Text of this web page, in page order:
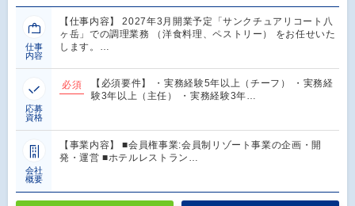
仕事
内容
【仕事内容】 2027年3月開業予定「サンクチュアリコート八
ヶ岳」での調理業務 （洋食料理、ペストリー） をお任せいた
します。…
応募
資格
必須
【必須要件】 ・実務経験5年以上（チーフ） ・実務経
験3年以上（主任） ・実務経験3年…
会社
概要
【事業内容】 ■会員権事業:会員制リゾート事業の企画・開
発・運営 ■ホテルレストラン…